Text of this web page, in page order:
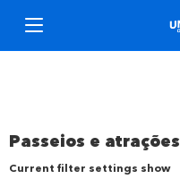
Passeios e atrações
Current filter settings show